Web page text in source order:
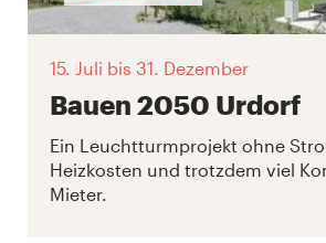
15. Juli bis 31. Dezember
Bauen 2050 Urdorf
Ein Leuchtturmprojekt ohne
Heizkosten und trotzdem viel
Mieter.